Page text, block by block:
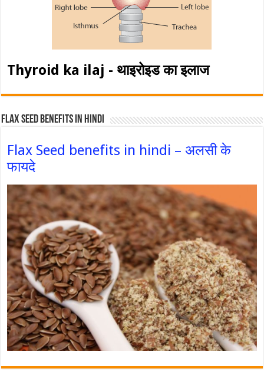
Thyroid ka ilaj - थाइरोइड का इलाज
Flax Seed Benefits in hindi
Flax Seed benefits in hindi – अलसी के
फायदे